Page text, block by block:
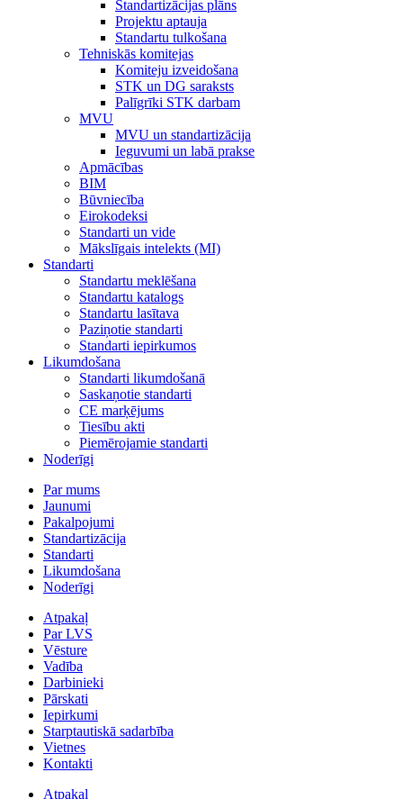
Standartizācijas plāns
Projektu aptauja
Standartu tulkošana
Tehniskās komitejas
Komiteju izveidošana
STK un DG saraksts
Palīgrīki STK darbam
MVU
MVU un standartizācija
Ieguvumi un labā prakse
Apmācības
BIM
Būvniecība
Eirokodeksi
Standarti un vide
Mākslīgais intelekts (MI)
Standarti
Standartu meklēšana
Standartu katalogs
Standartu lasītava
Paziņotie standarti
Standarti iepirkumos
Likumdošana
Standarti likumdošanā
Saskaņotie standarti
CE marķējums
Tiesību akti
Piemērojamie standarti
Noderīgi
Par mums
Jaunumi
Pakalpojumi
Standartizācija
Standarti
Likumdošana
Noderīgi
Atpakaļ
Par LVS
Vēsture
Vadība
Darbinieki
Pārskati
Iepirkumi
Starptautiskā sadarbība
Vietnes
Kontakti
Atpakaļ